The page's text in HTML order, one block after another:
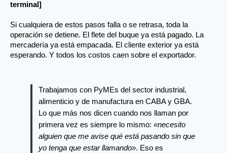
terminal]
Si cualquiera de estos pasos falla o se retrasa, toda la
operación se detiene. El flete del buque ya está pagado. La
mercadería ya está empacada. El cliente exterior ya está
esperando. Y todos los costos caen sobre el exportador.
Trabajamos con PyMEs del sector industrial,
alimenticio y de manufactura en CABA y GBA.
Lo que más nos dicen cuando nos llaman por
primera vez es siempre lo mismo: «necesito
alguien que me avise qué está pasando sin que
yo tenga que estar llamando». Eso es